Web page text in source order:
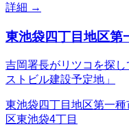
詳細 →
東池袋四丁目地区第
吉岡署長がリツコを探
ストビル建設予定地」
東池袋四丁目地区第一
区東池袋4丁目